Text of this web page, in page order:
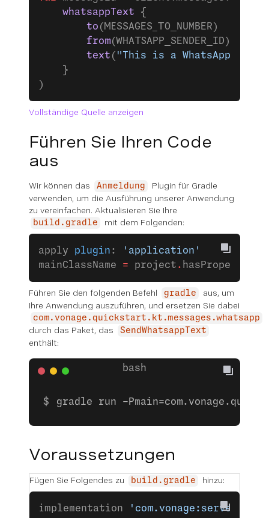
    whatsappText
{
        to
(MESSAGES_TO_NUMBER)
        from
(WHATSAPP_SENDER_ID)
        text
( "This is a WhatsApp text
    }
)
Vollständige Quelle anzeigen
Führen Sie Ihren Code
aus
Wir können das Anmeldung
Plugin für Gradle
verwenden, um die Ausführung unserer Anwendung
zu vereinfachen. Aktualisieren Sie Ihre
build.gradle mit dem Folgenden:
apply plugin :
'application'
mainClassName = project . hasProperty(
Führen Sie den folgenden Befehl gradle
aus, um
Ihre Anwendung auszuführen, und ersetzen Sie dabei
com.vonage.quickstart.kt.messages.whatsapp
durch das Paket, das SendWhatsappText
enthält:
gradle run -
Voraussetzungen
Fügen Sie Folgendes zu build.gradle hinzu:
implementation 'com.vonage:server-